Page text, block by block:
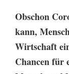
Obschon
kann,
Wirtschaft
Chancen für